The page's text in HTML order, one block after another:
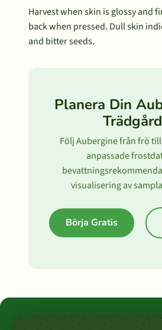
Harvest when skin is glossy and
back when pressed. Dull skin
and bitter seeds.
Planera Din
Trädgård
Följ Aubergine från frö
anpassade
visualisering av
Börja Gratis